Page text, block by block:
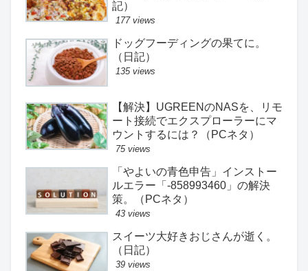
記）
177 views
ドッグフーディングの果てに。
（日記）
135 views
【解決】UGREENのNASを、リモ
ート接続でエクスプローラーにマ
ウントするには？（PCネタ）
75 views
「やよいの青色申告」インストー
ルエラー「-858993460」の解決
策。（PCネタ）
43 views
スイーツ大好きおじさんが逝く。
（日記）
39 views